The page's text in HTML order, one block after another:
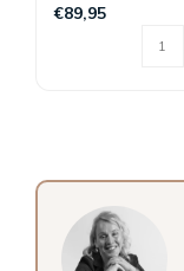
€89,95